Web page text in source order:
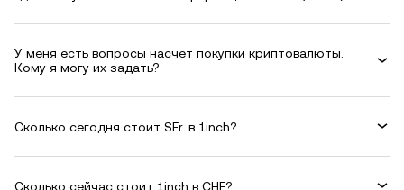
У меня есть вопросы насчет покупки криптовалюты.
Кому я могу их задать?
Сколько сегодня стоит SFr. в 1inch?
Сколько сейчас стоит 1inch в CHF?